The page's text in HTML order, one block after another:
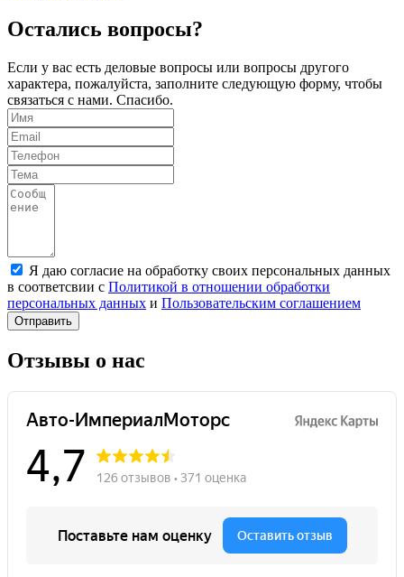
Остались вопросы?
Если у вас есть деловые вопросы или вопросы другого
характера, пожалуйста, заполните следующую форму, чтобы
связаться с нами. Спасибо.
Я даю согласие на обработку своих персональных данных
в соответсвии с Политикой в отношении обработки
персональных данных и Пользовательским соглашением
Отправить
Отзывы о нас